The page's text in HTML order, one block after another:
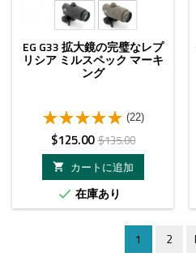
EG G33 拡大鏡の完璧なレプ
リシア ミルスペック マーキ
ング
(22)
価
格
$125.00ベ
ー
ス
価
$135.00

カートに追加
 在庫あり
1 2